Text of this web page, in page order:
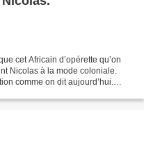
cet Africain d’opérette qu’on
Nicolas à la mode coloniale.
comme on dit aujourd’hui.